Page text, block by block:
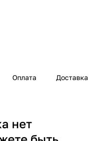
Оплата Доставка
нет